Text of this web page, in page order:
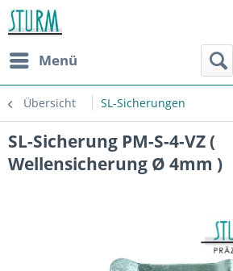
Menü
Übersicht SL-Sicherungen
SL-Sicherung PM-S-4-VZ (
Wellensicherung Ø 4mm )